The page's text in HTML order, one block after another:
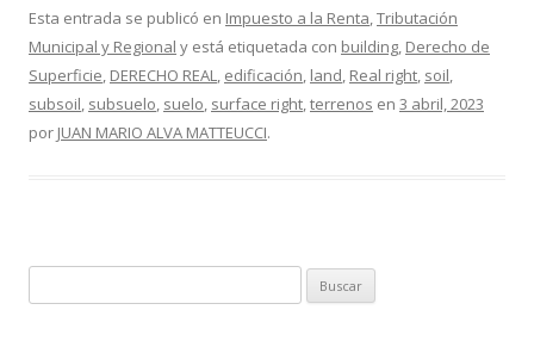
e
b
o
o
itt
er
m
p
ar
ti
Esta entrada se publicó en Impuesto a la Renta,Tributación
Municipal y Regional y está etiquetada con building, Derecho de
Superficie, DERECHO REAL, edificación, land, Real right, soil,
subsoil, subsuelo, suelo, surface right,terrenos en 3 abril, 2023
por JUAN MARIO ALVA MATTEUCCI.
u